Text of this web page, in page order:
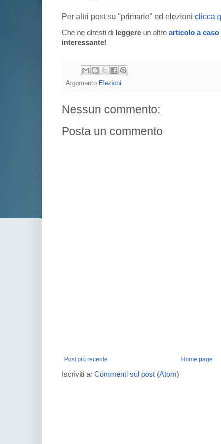
Per altri post su "primarie" ed elezioni clicca
Che ne diresti di leggere un altro articolo a caso
interessante!
Argomento Elezioni
Nessun commento:
Posta un commento
Post più recente Home page
Iscriviti a: Commenti sul post (Atom)